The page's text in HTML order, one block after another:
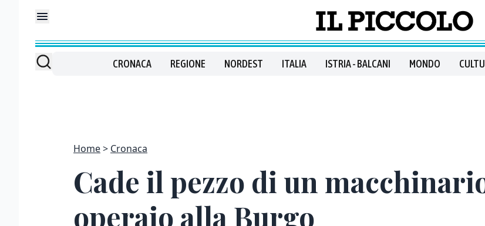
CRONACA REGIONE NORDEST ITALIA ISTRIA - BALCANI MONDO
Home Cronaca
Cade il pezzo di un
operaio alla Burgo